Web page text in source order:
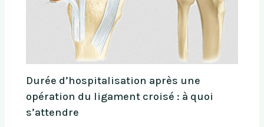
Durée d’hospitalisation après une
opération du ligament croisé : à quoi
s’attendre